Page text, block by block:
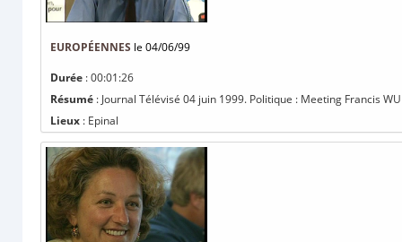
EUROPÉENNES le 04/06/99
Durée : 00:01:26
Résumé : Journal Télévisé 04 juin 1999. Politique : Meeting Francis
Lieux : Epinal